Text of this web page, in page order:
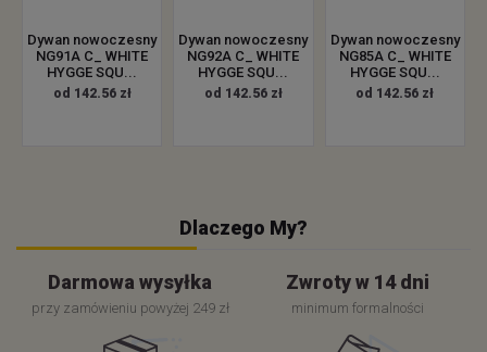
Dywan nowoczesny
NG91A C_ WHITE
HYGGE SQU...
od 142.56 zł
Dywan nowoczesny
NG92A C_ WHITE
HYGGE SQU...
od 142.56 zł
Dywan nowoczesny
NG85A C_ WHITE
HYGGE SQU...
od 142.56 zł
Dlaczego My?
Darmowa wysyłka
przy zamówieniu powyżej 249 zł
Zwroty w 14 dni
minimum formalności